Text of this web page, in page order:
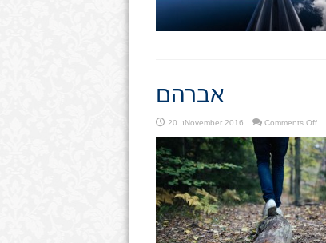
אברהם
20 בNovember 2016 Comments Offon